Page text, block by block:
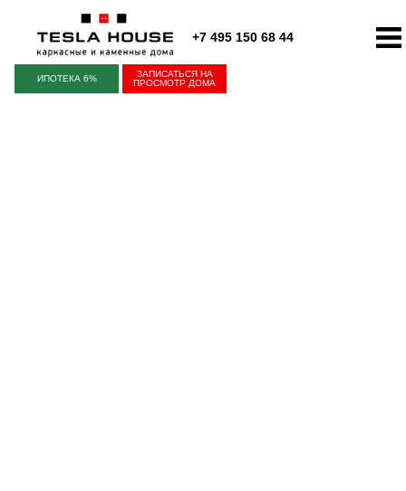
+7 495 150 68 44
ЗАПИСАТЬСЯ НА
ПРОСМОТР ДОМА
ИПОТЕКА 6%